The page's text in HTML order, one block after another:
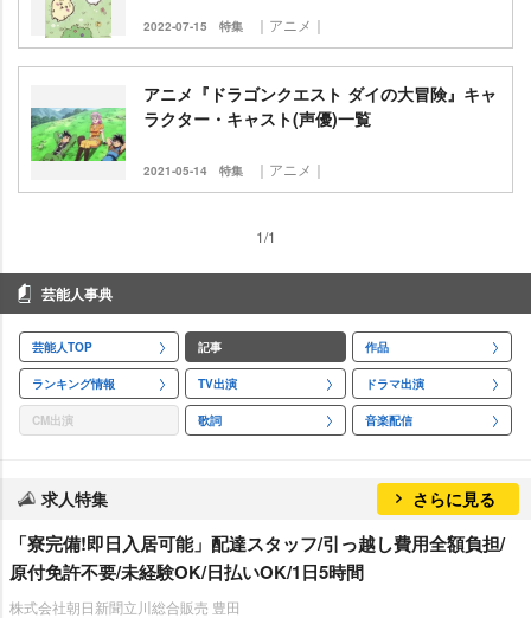
2022-07-15 特集 ｜アニメ｜
アニメ『ドラゴンクエスト ダイの大冒険』キャ
ラクター・キャスト(声優)一覧
2021-05-14 特集 ｜アニメ｜
1/1
芸能人事典
芸能人TOP 記事 作品
ランキング情報 TV出演 ドラマ出演
CM出演 歌詞 音楽配信
求人特集 さらに見る
「寮完備!即日入居可能」配達スタッフ/引っ越し費用全額負担/
原付免許不要/未経験OK/日払いOK/1日5時間
株式会社朝日新聞立川総合販売 豊田